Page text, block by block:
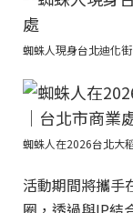
蜘蛛人現身台北迪化
蜘蛛人在2026台北大
活動期間將攜手